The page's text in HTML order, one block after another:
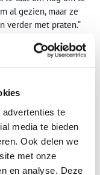
te
media te bieden
Ook delen we
met onze
en analyse. Deze
al gezien, maar ze
verder met praten.”
voeren, hadden
bij een
Den Helder. Als
uit gevangenissen
zijn weesjongens